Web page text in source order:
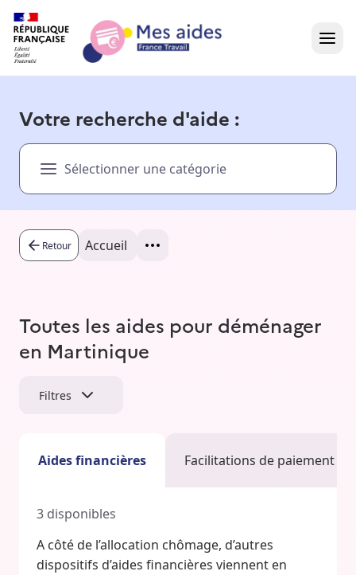
Présentation vidéo
Besoin d'aide ?
Votre recherche d'aide :
Sélectionner une catégorie
Retour Accueil
Toutes les aides pour déménager
en Martinique
Filtres
Aides financières Facilitations de paiement
3 disponibles
A côté de l’allocation chômage, d’autres
dispositifs d’aides financières viennent en